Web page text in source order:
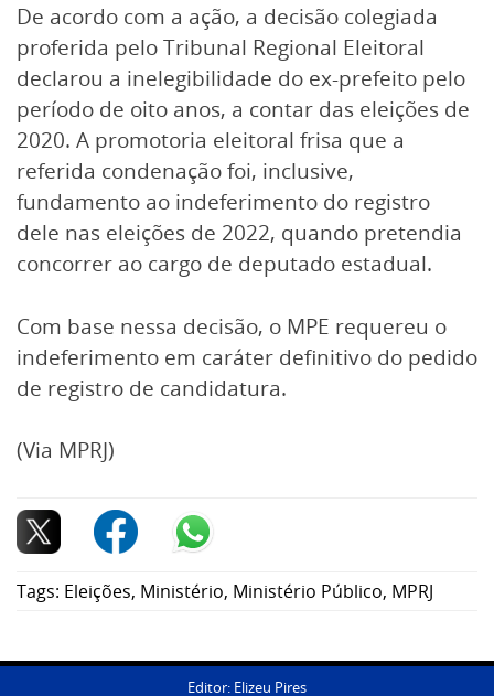
De acordo com a ação, a decisão colegiada
proferida pelo Tribunal Regional Eleitoral
declarou a inelegibilidade do ex-prefeito pelo
período de oito anos, a contar das eleições de
2020. A promotoria eleitoral frisa que a
referida condenação foi, inclusive,
fundamento ao indeferimento do registro
dele nas eleições de 2022, quando pretendia
concorrer ao cargo de deputado estadual.
Com base nessa decisão, o MPE requereu o
indeferimento em caráter definitivo do pedido
de registro de candidatura.
(Via MPRJ)
Tags: Eleições, Ministério, Ministério Público, MPRJ
Editor: Elizeu Pires